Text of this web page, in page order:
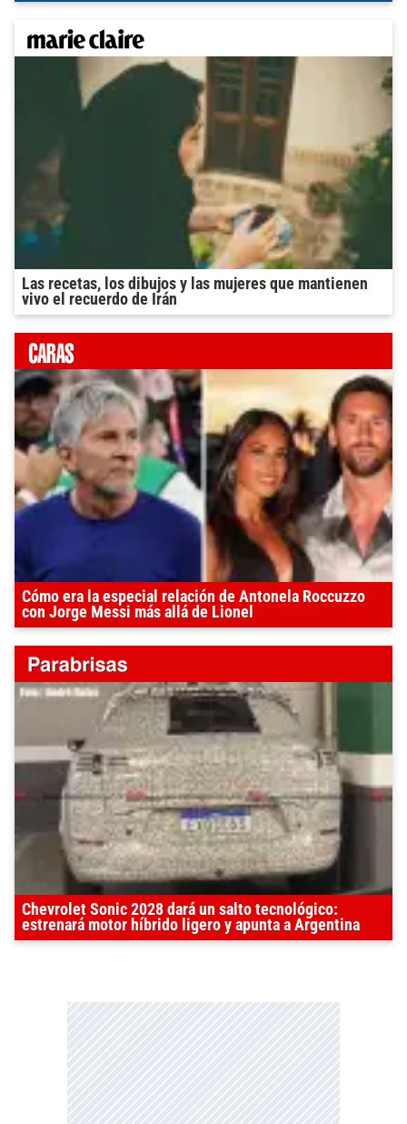
Las recetas, los dibujos y las mujeres que mantienen
vivo el recuerdo de Irán
Cómo era la especial relación de Antonela Roccuzzo
con Jorge Messi más allá de Lionel
Chevrolet Sonic 2028 dará un salto tecnológico:
estrenará motor híbrido ligero y apunta a Argentina